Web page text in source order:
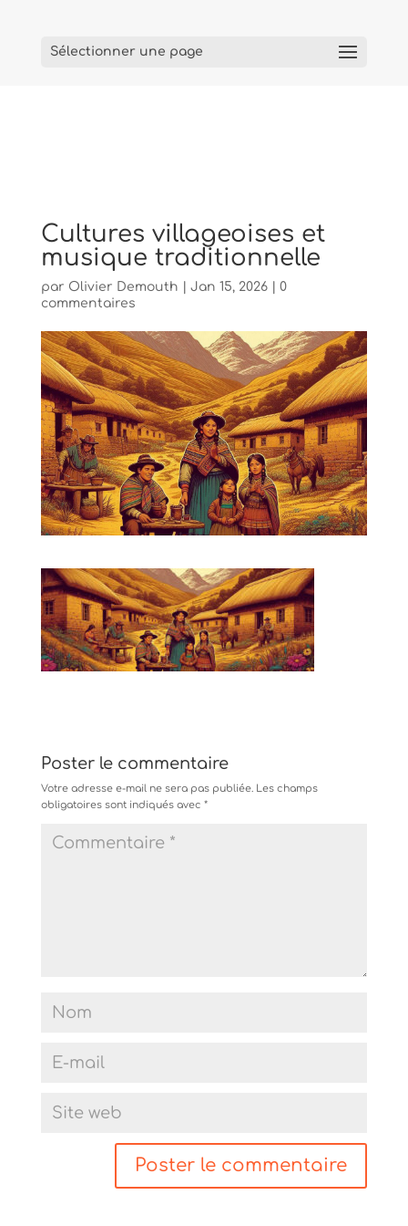
Sélectionner une page
Cultures villageoises et
musique traditionnelle
par Olivier Demouth Jan 15, 2026| 0
commentaires
Poster le commentaire
Votre adresse e-mail ne sera pas publiée. Les champs
obligatoires sont indiqués avec *